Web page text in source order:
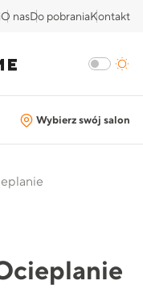
O nasDo pobraniaKontakt
Wybierz swój salon